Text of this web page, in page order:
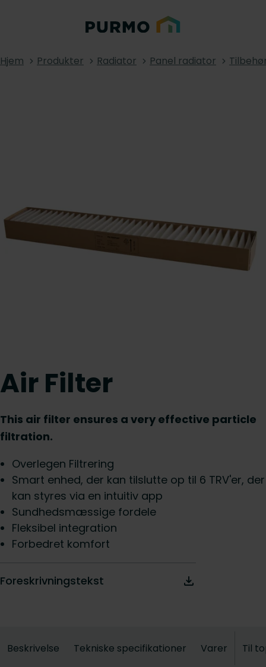
Hjem Produkter Radiator Panel radiator
Air Filter
This air filter ensures a very effective particle
filtration.
Overlegen Filtrering
Smart enhed, der kan tilslutte op til 6 TRV'er, der
kan styres via en intuitiv app
Sundhedsmæssige fordele
Fleksibel integration
Forbedret komfort
Foreskrivningstekst
Beskrivelse Tekniske specifikationer Varer Til